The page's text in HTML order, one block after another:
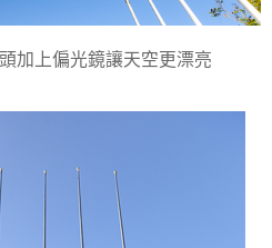
加上偏光鏡讓天空更漂亮